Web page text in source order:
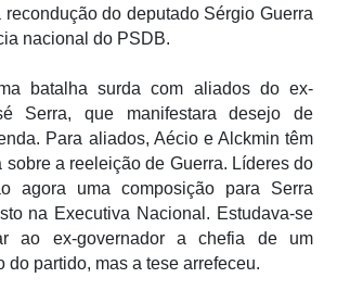
recondução do deputado Sérgio Guerra
nacional do PSDB.
batalha surda com aliados do ex-
Serra, que manifestara desejo de
Para aliados, Aécio e Alckmin têm
sobre a reeleição de Guerra. Líderes do
agora uma composição para Serra
na Executiva Nacional. Estudava-se
ao ex-governador a chefia de um
do partido, mas a tese arrefeceu.